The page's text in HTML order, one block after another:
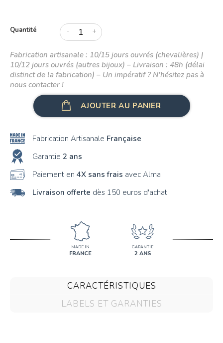
Quantité - +
Fabrication artisanale : 10/15 jours ouvrés (chevalières) |
10/12 jours ouvrés (autres bijoux) – Livraison : 48h (délai
distinct de la fabrication) – Un impératif ? N’hésitez pas à
nous contacter !
AJOUTER AU PANIER
Fabrication Artisanale Française
Garantie 2 ans
Paiement en 4X sans frais avec Alma
Livraison offerte dès 150 euros d'achat
MADE IN
FRANCE
GARANTIE
2 ANS
CARACTÉRISTIQUES
LABELS ET GARANTIES